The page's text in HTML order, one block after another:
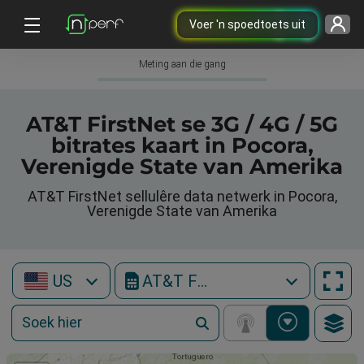
Voer 'n spoedtoets uit
Meting aan die gang
AT&T FirstNet se 3G / 4G / 5G
bitrates kaart in Pocora,
Verenigde State van Amerika
AT&T FirstNet sellulêre data netwerk in Pocora,
Verenigde State van Amerika
US AT&T FirstNet